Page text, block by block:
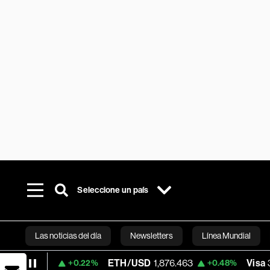
Seleccione un país
Las noticias del día Newsletters Línea Mundial
Bloomberg
ETH/USD 1,876.463 +0.48% Visa 365.67